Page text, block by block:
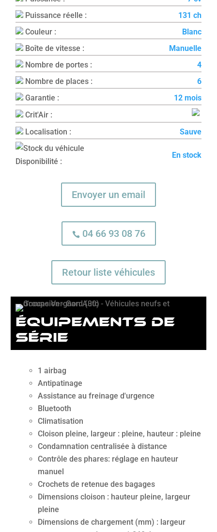
Puissance réelle :
131 ch
Couleur :
Blanc
Boîte de vitesse :
Manuelle
Nombre de portes :
4
Nombre de places :
6
Garantie :
12 mois
Crit'Air :
Localisation :
Sauve
Disponibilité :
En stock
Envoyer un email
04 66 93 08 76
Retour liste véhicules
équipements de
série
1 airbag
Antipatinage
Assistance au freinage d'urgence
Bluetooth
Climatisation
Cloison pleine, largeur : pleine, hauteur : pleine
Condamnation centralisée à distance
Contrôle des phares: réglage en hauteur
manuel
Crochets de retenue des bagages
Dimensions cloison : hauteur pleine, largeur
pleine
Dimensions de chargement (mm) : largeur